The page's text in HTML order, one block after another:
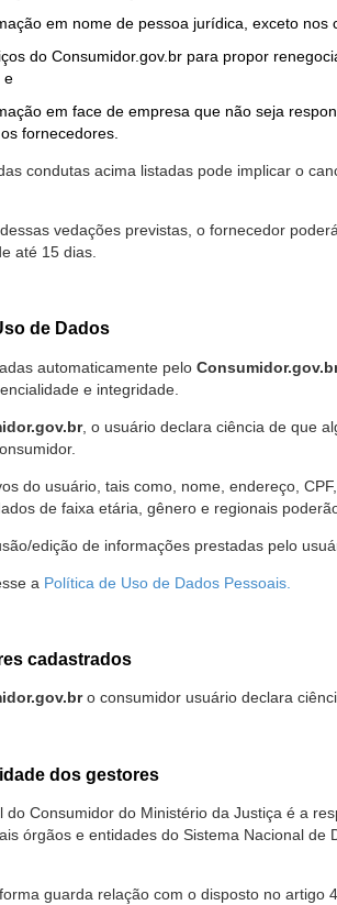
em nome de pessoa jurídica, exceto
do Consumidor.gov.br para propor
e
em face de empresa que não seja
fornecedores.
condutas acima listadas pode implicar o
vedações previstas, o fornecedor
até 15 dias.
de Dados
automaticamente pelo
e integridade.
, o usuário declara ciência de que
do usuário, tais como, nome, endereço,
de faixa etária, gênero e regionais
edição de informações prestadas pelo
a Política de Uso de Dados Pessoais.
cadastrados
o consumidor usuário declara
dos gestores
do Consumidor do Ministério da Justiça é a
órgãos e entidades do Sistema Nacional
guarda relação com o disposto no artigo